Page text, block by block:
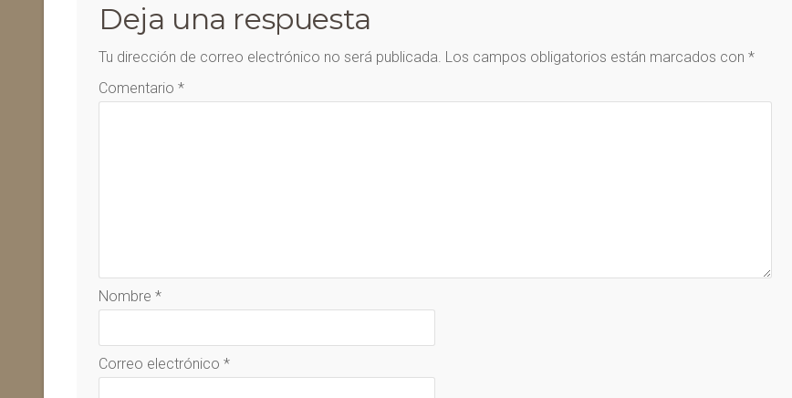
Deja una respuesta
Tu dirección de correo electrónico no será publicada. Los campos obligatorios están marcados con *
Comentario *
Nombre *
Correo electrónico *